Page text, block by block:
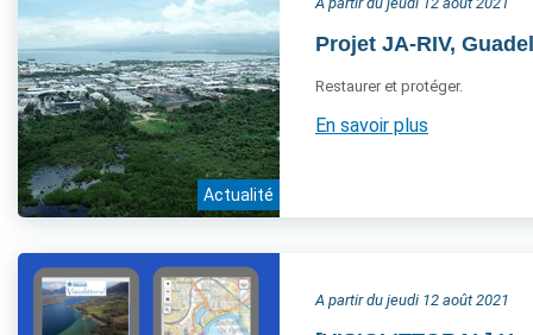
Actualité
Projet JA-RIV,
Restaurer et protéger.
En savoir plus
A partir du jeudi 12 août 2021